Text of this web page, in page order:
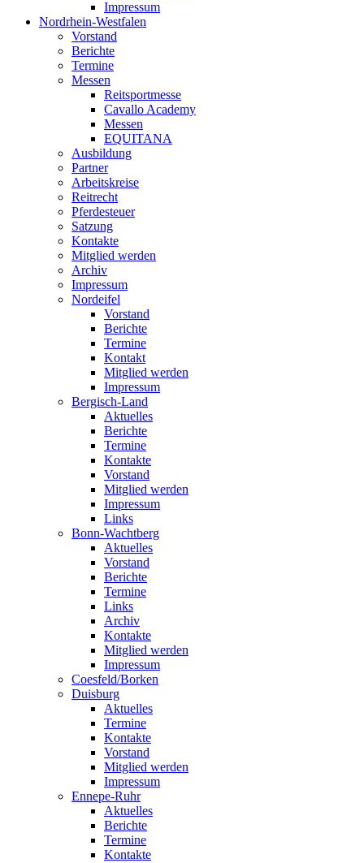
Impressum
Nordrhein-Westfalen
Vorstand
Berichte
Termine
Messen
Reitsportmesse
Cavallo Academy
Messen
EQUITANA
Ausbildung
Partner
Arbeitskreise
Reitrecht
Pferdesteuer
Satzung
Kontakte
Mitglied werden
Archiv
Impressum
Nordeifel
Vorstand
Berichte
Termine
Kontakt
Mitglied werden
Impressum
Bergisch-Land
Aktuelles
Berichte
Termine
Kontakte
Vorstand
Mitglied werden
Impressum
Links
Bonn-Wachtberg
Aktuelles
Vorstand
Berichte
Termine
Links
Archiv
Kontakte
Mitglied werden
Impressum
Coesfeld/Borken
Duisburg
Aktuelles
Termine
Kontakte
Vorstand
Mitglied werden
Impressum
Ennepe-Ruhr
Aktuelles
Berichte
Termine
Kontakte